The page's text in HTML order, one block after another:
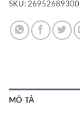
SKU: 26952689300
MÔ TẢ